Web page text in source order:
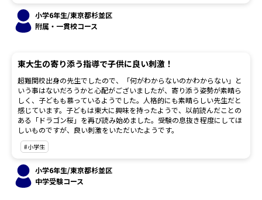
小学6年生/東京都杉並区
附属・一貫校コース
東大生の寄り添う指導で子供に良い刺激！
超難関校出身の先生でしたので、「何がわからないのかわからない」と
いう事はないだろうかと心配がございましたが、寄り添う姿勢が素晴ら
しく、子どもも慕っているようでした。人格的にも素晴らしい先生だと
感じています。子どもは東大に興味を持ったようで、以前読んだことの
ある「ドラゴン桜」を再び読み始めました。受験の息抜き程度にしてほ
しいものですが、良い刺激をいただいたようです。
#小学生
小学6年生/東京都杉並区
中学受験コース